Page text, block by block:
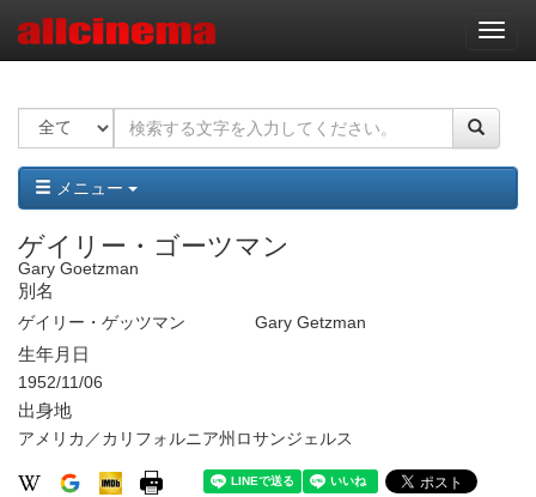
ナ
ビ
ー
ョ
ン
メニュー
ゲイリー・ゴーツマン
Gary Goetzman
別名
ゲイリー・ゲッツマン Gary Getzman
生年月日
1952/11/06
出身地
アメリカ／カリフォルニア州ロサンジェルス